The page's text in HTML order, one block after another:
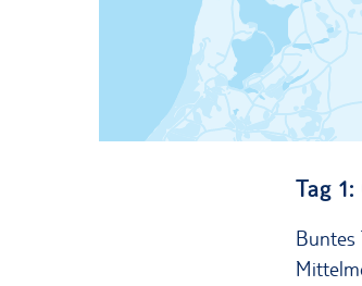
Tag 1:
Buntes